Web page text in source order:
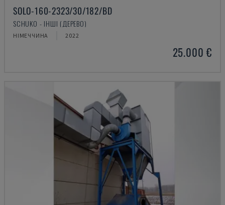
SOLO-160-2323/30/182/BD
SCHUKO - ІНШІ (ДЕРЕВО)
НІМЕЧЧИНА 2022
25.000 €